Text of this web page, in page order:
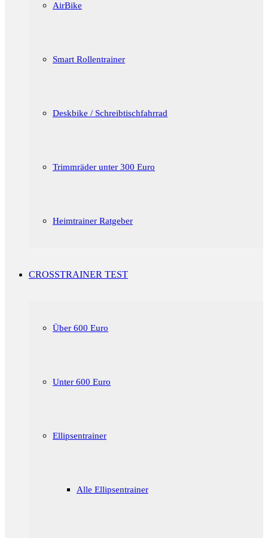
AirBike
Smart Rollentrainer
Deskbike / Schreibtischfahrrad
Trimmräder unter 300 Euro
Heimtrainer Ratgeber
CROSSTRAINER TEST
Über 600 Euro
Unter 600 Euro
Ellipsentrainer
Alle Ellipsentrainer